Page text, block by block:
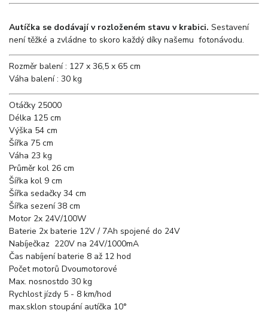
Autíčka se dodávají v rozloženém stavu v krabici. Sestavení
není těžké a zvládne to skoro každý díky našemu fotonávodu.
Rozměr balení : 127 x 36,5 x 65 cm
Váha balení : 30 kg
Otáčky 25000
Délka 125 cm
Výška 54 cm
Šířka 75 cm
Váha 23 kg
Průměr kol 26 cm
Šířka kol 9 cm
Šířka sedačky 34 cm
Šířka sezení38 cm
Motor 2x 24V/100W
Baterie 2x baterie 12V / 7Ah spojené do 24V
Nabíječkaz 220V na 24V/1000mA
Čas nabíjení baterie 8 až 12 hod
Počet motorů Dvoumotorové
Max. nosnostdo 30 kg
Rychlost jízdy 5 - 8 km/hod
max.sklon stoupání autíčka 10°